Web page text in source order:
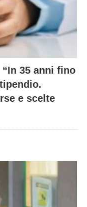
35 anni fino
e scelte